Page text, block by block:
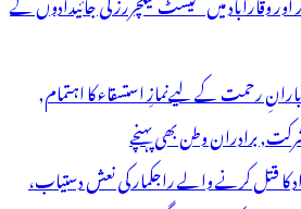
بارانِ رحمت کے لیےنمازِ استسقاء کا اہتمام,
برادران وطن بھی پہنچے
: شاہ آباد میں 6 ا فراد کا قتل کرنے والے راجکمار کی نعش دستیاب،